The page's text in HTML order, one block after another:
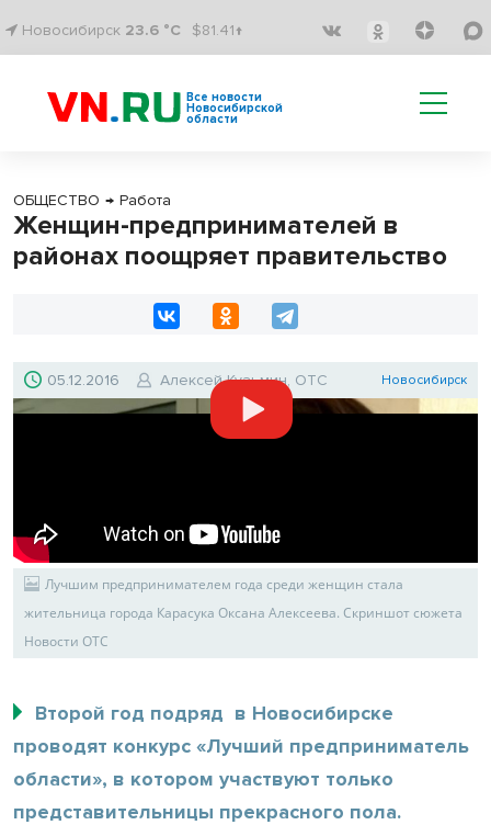
Новосибирск 23.6 °C $81.41↑
Все новости
Новосибирской
области
ОБЩЕСТВО → Работа
Женщин-предпринимателей в
районах поощряет правительство
05.12.2016 Алексей Кузьмин, ОТС Новосибирск
Лучшим предпринимателем года среди женщин стала
жительница города Карасука Оксана Алексеева. Скриншот сюжета
Новости ОТС
Второй год подряд в Новосибирске
проводят конкурс «Лучший предприниматель
области», в котором участвуют только
представительницы прекрасного пола.